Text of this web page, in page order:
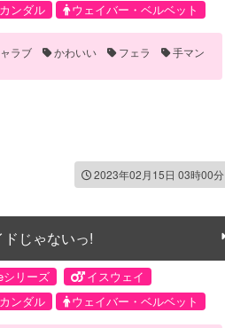
ンダル
ウェイバー・ベルベット
ラブ かわいい フェラ 手マン
2023年02月15日 03時00分
じゃないっ!
シリーズ
イスウェイ
ンダル
ウェイバー・ベルベット